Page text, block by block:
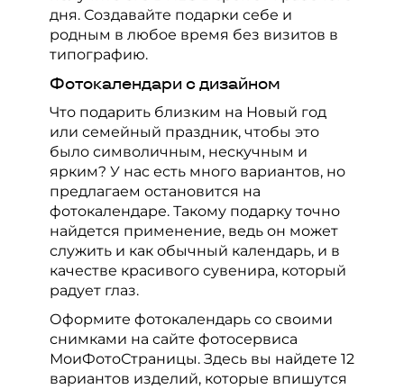
дня. Создавайте подарки себе и
родным в любое время без визитов в
типографию.
Фотокалендари с дизайном
Что подарить близким на Новый год
или семейный праздник, чтобы это
было символичным, нескучным и
ярким? У нас есть много вариантов, но
предлагаем остановится на
фотокалендаре. Такому подарку точно
найдется применение, ведь он может
служить и как обычный календарь, и в
качестве красивого сувенира, который
радует глаз.
Оформите фотокалендарь со своими
снимками на сайте фотосервиса
МоиФотоСтраницы. Здесь вы найдете 12
вариантов изделий, которые впишутся